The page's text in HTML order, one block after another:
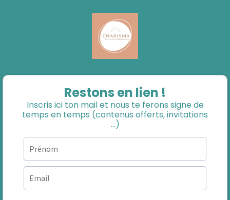
Restons en lien !
Inscris ici ton mail et nous te ferons signe de
temps en temps (contenus offerts, invitations
...)